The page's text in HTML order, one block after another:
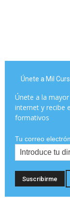
Únete a Mil
Únete a la
internet y recibe
formativos
Tu correo